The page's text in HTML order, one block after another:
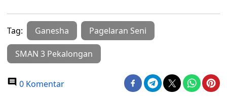
Tag: Ganesha Pagelaran Seni
SMAN 3 Pekalongan
0 Komentar